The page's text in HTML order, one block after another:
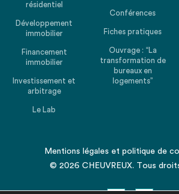
résidentiel
Développement
immobilier
Financement
immobilier
Investissement et
arbitrage
Le Lab
Conférences
Fiches pratiques
Ouvrage : “La
transformation de
bureaux en
logements”
Mentions légales et politique de
© 2026 CHEUVREUX. Tous